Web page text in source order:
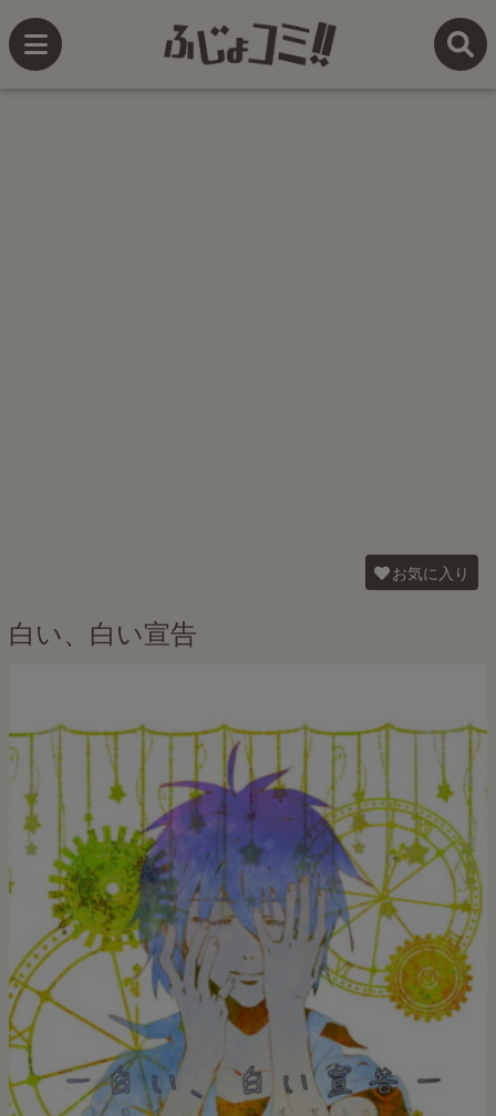
お気に入り
白い、白い宣告